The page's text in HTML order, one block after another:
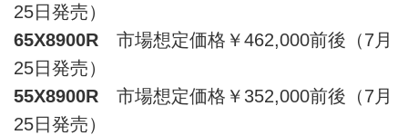
25日発売）
65X8900R 市場想定価格￥462,000前後（7月
25日発売）
55X8900R 市場想定価格￥352,000前後（7月
25日発売）